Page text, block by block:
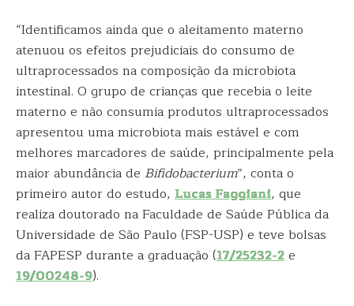
“Identificamos ainda que o aleitamento materno
atenuou os efeitos prejudiciais do consumo de
ultraprocessados na composição da microbiota
intestinal. O grupo de crianças que recebia o leite
materno e não consumia produtos ultraprocessados
apresentou uma microbiota mais estável e com
melhores marcadores de saúde, principalmente pela
maior abundância de Bifidobacterium”, conta o
primeiro autor do estudo, Lucas Faggiani, que
realiza doutorado na Faculdade de Saúde Pública da
Universidade de São Paulo (FSP-USP) e teve bolsas
da FAPESP durante a graduação (17/25232-2e
19/00248-9).